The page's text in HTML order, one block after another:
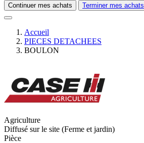
Continuer mes achats Terminer mes achats
Accueil
PIECES DETACHEES
BOULON
Agriculture
Diffusé sur le site (Ferme et jardin)
Pièce